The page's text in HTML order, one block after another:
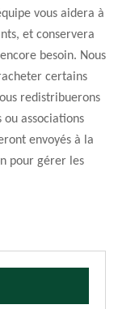
vous aidera à
et conservera
besoin. Nous
certains
redistribuerons
ou associations
envoyés à la
pour gérer les